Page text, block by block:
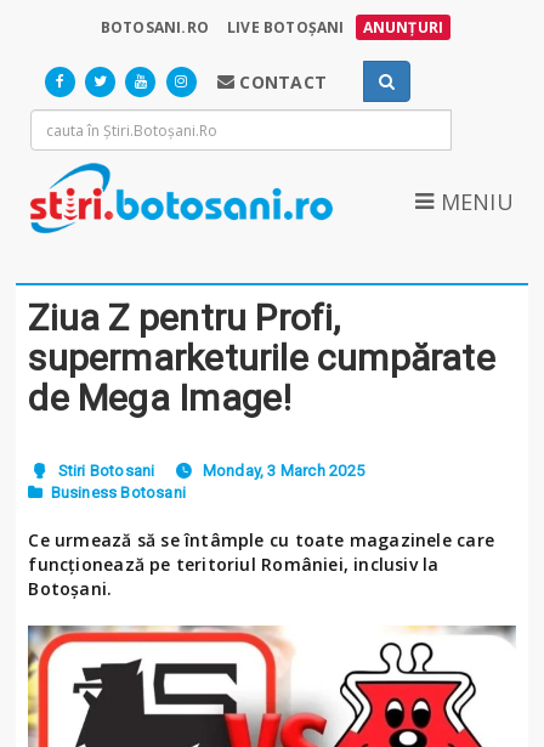
BOTOSANI.RO LIVE BOTOȘANI ANUNȚURI
CONTACT
MENIU
Ziua Z pentru Profi,
supermarketurile cumpărate
de Mega Image!
Stiri Botosani
Monday, 3 March 2025
Business Botosani
Ce urmează să se întâmple cu toate magazinele care
funcționează pe teritoriul României, inclusiv la
Botoșani.